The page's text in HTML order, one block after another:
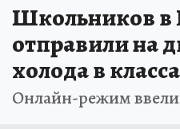
Школьников в
отправили на
холода в
Онлайн-режим ввели